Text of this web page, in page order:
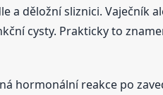
a děložní sliznici. Vaječník
cysty. Prakticky to
hormonální reakce po